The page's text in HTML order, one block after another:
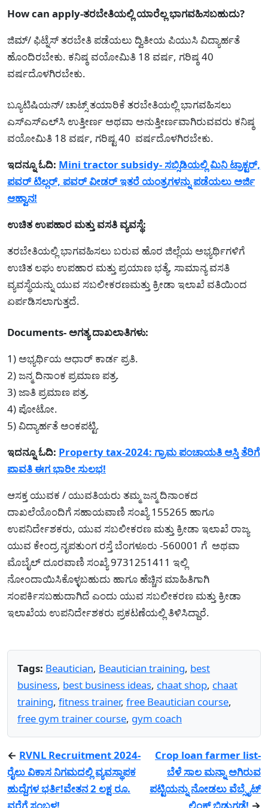
How can apply-ತರಬೇತಿಯಲ್ಲಿ ಯಾರೆಲ್ಲ ಭಾಗವಹಿಸಬಹುದು?
ಜಿಮ್/ ಫಿಟ್ನೆಸ್ ತರಬೇತಿ ಪಡೆಯಲು ದ್ವಿತೀಯ ಪಿಯುಸಿ ವಿದ್ಯಾರ್ಹತೆ
ಹೊಂದಿರಬೇಕು. ಕನಿಷ್ಠ ವಯೋಮಿತಿ 18 ವರ್ಷ, ಗರಿಷ್ಠ 40
ವರ್ಷದೊಳಗಿರಬೇಕು.
ಬ್ಯೂಟಿಷಿಯನ್/ ಚಾಟ್ಸ್ ತಯಾರಿಕೆ ತರಬೇತಿಯಲ್ಲಿ ಭಾಗವಹಿಸಲು
ಎಸ್‍ಎಸ್‍ಎಲ್‍ಸಿ ಉತ್ತೀರ್ಣ ಅಥವಾ ಅನುತ್ತೀರ್ಣವಾಗಿರುವವರು ಕನಿಷ್ಠ
ವಯೋಮಿತಿ 18 ವರ್ಷ, ಗರಿಷ್ಟ 40 ವರ್ಷದೊಳಗಿರಬೇಕು.
ಇದನ್ನೂ ಓದಿ: Mini tractor subsidy- ಸಬ್ಸಿಡಿಯಲ್ಲಿ ಮಿನಿ ಟ್ರಾಕ್ಟರ್,
ಪವರ್ ಟಿಲ್ಲರ್, ಪವರ್ ವೀಡರ್ ಇತರೆ ಯಂತ್ರಗಳನ್ನು ಪಡೆಯಲು ಅರ್ಜಿ
ಆಹ್ವಾನ!
ಉಚಿತ ಉಪಹಾರ ಮತ್ತು ವಸತಿ ವ್ಯವಸ್ಥೆ:
ತರಬೇತಿಯಲ್ಲಿ ಭಾಗವಹಿಸಲು ಬರುವ ಹೊರ ಜಿಲ್ಲೆಯ ಅಭ್ಯರ್ಥಿಗಳಿಗೆ
ಉಚಿತ ಲಘು ಉಪಹಾರ ಮತ್ತು ಪ್ರಯಾಣ ಭತ್ಯೆ, ಸಾಮಾನ್ಯ ವಸತಿ
ವ್ಯವಸ್ಥೆಯನ್ನು ಯುವ ಸಬಲೀಕರಣಮತ್ತು ಕ್ರೀಡಾ ಇಲಾಖೆ ವತಿಯಿಂದ
ಏರ್ಪಡಿಸಲಾಗುತ್ತದೆ.
Documents- ಅಗತ್ಯ ದಾಖಲಾತಿಗಳು:
1) ಅಭ್ಯರ್ಥಿಯ ಆಧಾರ್ ಕಾರ್ಡ ಪ್ರತಿ.
2) ಜನ್ಮ ದಿನಾಂಕ ಪ್ರಮಾಣ ಪತ್ರ.
3) ಜಾತಿ ಪ್ರಮಾಣ ಪತ್ರ.
4) ಪೋಟೋ.
5) ವಿದ್ಯಾರ್ಹತೆ ಅಂಕಪಟ್ಟಿ.
ಇದನ್ನೂ ಓದಿ: Property tax-2024: ಗ್ರಾಮ ಪಂಚಾಯತಿ ಆಸ್ತಿ ತೆರಿಗೆ
ಪಾವತಿ ಈಗ ಭಾರೀ ಸುಲಭ!
ಆಸಕ್ತ ಯುವಕ / ಯುವತಿಯರು ತಮ್ಮ ಜನ್ಮ ದಿನಾಂಕದ
ದಾಖಲೆಯೊಂದಿಗೆ ಸಹಾಯವಾಣಿ ಸಂಖ್ಯೆ 155265 ಹಾಗೂ
ಉಪನಿರ್ದೇಶಕರು, ಯುವ ಸಬಲೀಕರಣ ಮತ್ತು ಕ್ರೀಡಾ ಇಲಾಖೆ ರಾಜ್ಯ
ಯುವ ಕೇಂದ್ರ ನೃಪತುಂಗ ರಸ್ತೆ ಬೆಂಗಳೂರು -560001 ಗೆ ಅಥವಾ
ಮೊಬೈಲ್ ದೂರವಾಣಿ ಸಂಖ್ಯೆ 9731251411 ಇಲ್ಲಿ
ನೋಂದಾಯಿಸಿಕೊಳ್ಳಬಹುದು ಹಾಗೂ ಹೆಚ್ಚಿನ ಮಾಹಿತಿಗಾಗಿ
ಸಂಪರ್ಕಿಸಬಹುದಾಗಿದೆ ಎಂದು ಯುವ ಸಬಲೀಕರಣ ಮತ್ತು ಕ್ರೀಡಾ
ಇಲಾಖೆಯ ಉಪನಿರ್ದೇಶಕರು ಪ್ರಕಟಣೆಯಲ್ಲಿ ತಿಳಿಸಿದ್ದಾರೆ.
Tags: Beautician, Beautician training, best
business, best business ideas, chaat shop, chaat
training, fitness trainer, free Beautician course,
free gym trainer course, gym coach
← RVNL Recruitment 2024-
ರೈಲು ವಿಕಾಸ ನಿಗಮದಲ್ಲಿ ವ್ಯವಸ್ಥಾಪಕ
ಹುದ್ದೆಗಳ ಭರ್ತಿ!ವೇತನ 2 ಲಕ್ಷ ರೂ.
Crop loan farmer list-
ಬೆಳೆ ಸಾಲ ಮನ್ನಾ ಅಗಿರುವ
ಪಟ್ಟಿಯನ್ನು ನೋಡಲು ವೆಬ್ಸೈಟ್